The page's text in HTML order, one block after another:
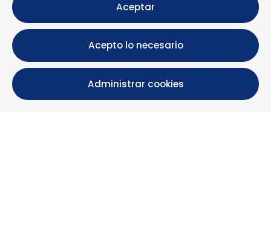
Aceptar
Acepto lo necesario
Administrar cookies